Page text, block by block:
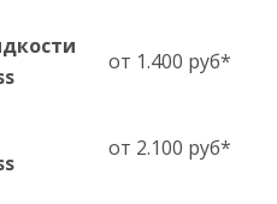
от 1.400 руб*
от 2.100 руб*